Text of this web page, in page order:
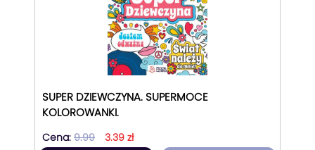
SUPER DZIEWCZYNA. SUPERMOCE
KOLOROWANKI.
Cena: 9.99 3.39 zł